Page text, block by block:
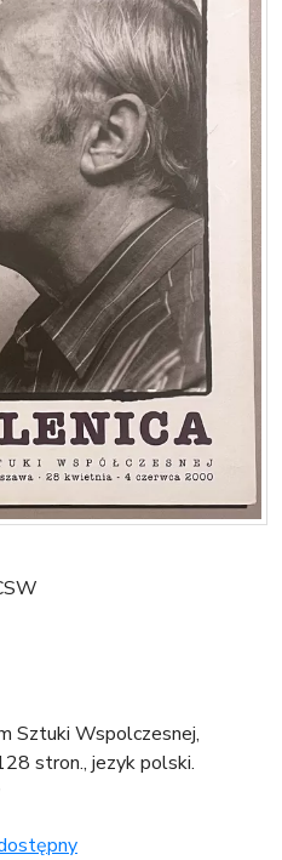
Sztuki Wspolczesnej,
stron., jezyk polski.